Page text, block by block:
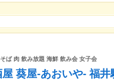
ば 肉 飲み放題 海鮮 飲み会 女子会
屋 葵屋-あおいや- 福井